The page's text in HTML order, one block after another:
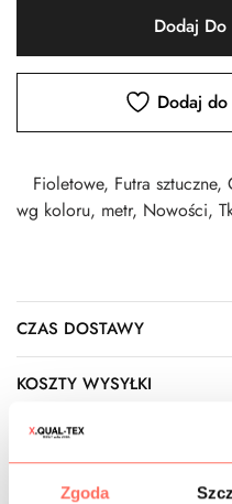
Zgoda
Dodaj
Dodaj
Fioletowe, Futra sztuczne,
wg koloru, metr, Nowości,
CZAS DOSTAWY
KOSZTY WYSYŁKI
OPIS
Markowe futro sztuczne